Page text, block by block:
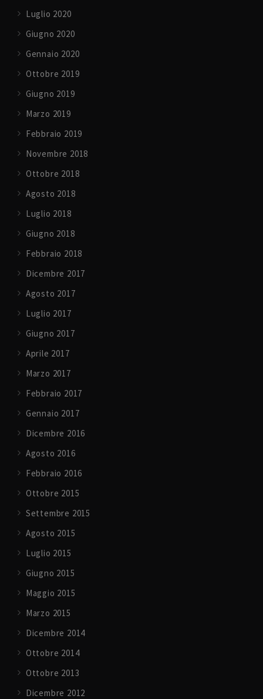
Luglio 2020
Giugno 2020
Gennaio 2020
Ottobre 2019
Giugno 2019
Marzo 2019
Febbraio 2019
Novembre 2018
Ottobre 2018
Agosto 2018
Luglio 2018
Giugno 2018
Febbraio 2018
Dicembre 2017
Agosto 2017
Luglio 2017
Giugno 2017
Aprile 2017
Marzo 2017
Febbraio 2017
Gennaio 2017
Dicembre 2016
Agosto 2016
Febbraio 2016
Ottobre 2015
Settembre 2015
Agosto 2015
Luglio 2015
Giugno 2015
Maggio 2015
Marzo 2015
Dicembre 2014
Ottobre 2014
Ottobre 2013
Dicembre 2012